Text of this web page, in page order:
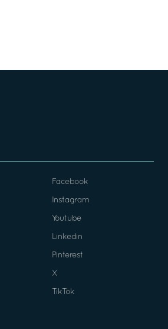
Facebook
Instagram
Youtube
Linkedin
Pinterest
X
TikTok